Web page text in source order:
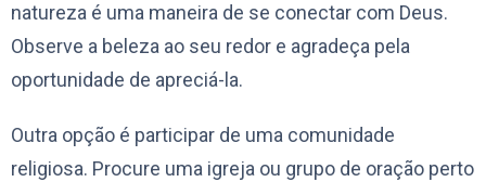
natureza é uma maneira de se conectar com Deus.
Observe a beleza ao seu redor e agradeça pela
oportunidade de apreciá-la.
Outra opção é participar de uma comunidade
religiosa. Procure uma igreja ou grupo de oração perto